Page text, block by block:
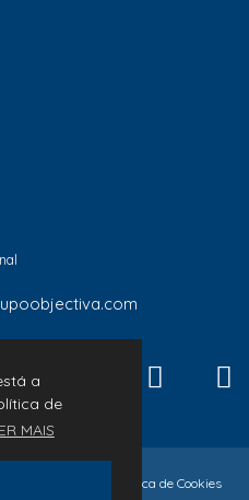
a
de
MAIS
de Privacidade Política de Cookies